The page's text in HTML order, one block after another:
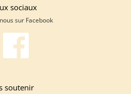
sociaux
sur Facebook
soutenir